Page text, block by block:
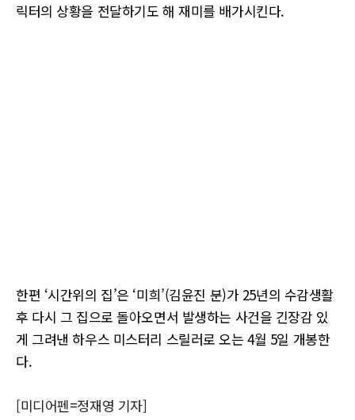
릭터의 상황을 전달하기도 해 재미를 배가시킨다.
한편 ‘시간위의 집’은 ‘미희’(김윤진 분)가 25년의 수감생활
후 다시 그 집으로 돌아오면서 발생하는 사건을 긴장감 있
게 그려낸 하우스 미스터리 스릴러로 오는 4월 5일 개봉한
다.
[미디어펜=정재영 기자]